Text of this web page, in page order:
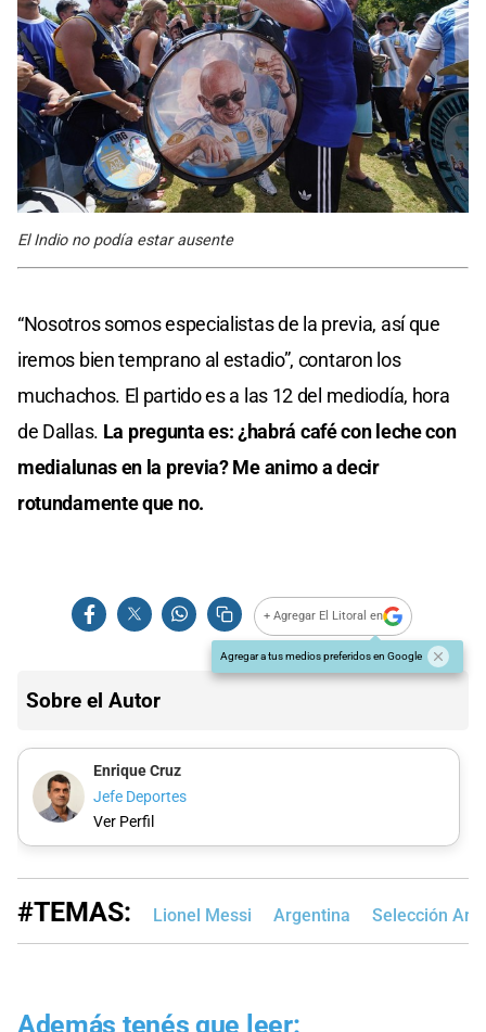
El Indio no podía estar ausente
“Nosotros somos especialistas de la previa, así que
iremos bien temprano al estadio”, contaron los
muchachos. El partido es a las 12 del mediodía, hora
de Dallas. La pregunta es: ¿habrá café con leche con
medialunas en la previa? Me animo a decir
rotundamente que no.
+ Agregar El Litoral en
Agregar a tus medios preferidos en Google
Sobre el Autor
Enrique Cruz
Jefe Deportes
Ver Perfil
#TEMAS: Lionel Messi Argentina Selección
Además tenés que leer: